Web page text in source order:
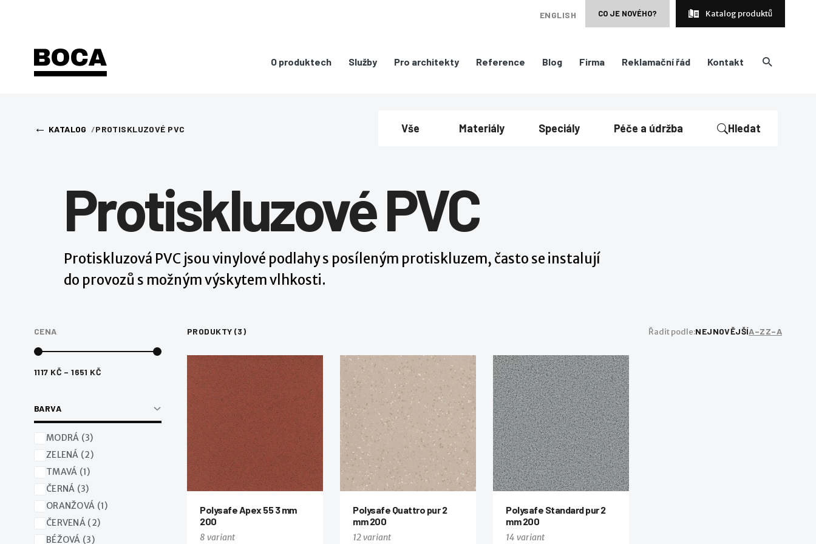
ENGLISH CO JE NOVÉHO? Katalog produktů
O produktech Služby Pro architekty Reference Blog Firma Reklamační řád Kontakt
← KATALOG PROTISKLUZOVÉ PVC Vše Materiály Speciály Péče a údržba Hledat
Protiskluzové PVC
Protiskluzová PVC jsou vinylové podlahy s posíleným protiskluzem, často se instalují
do provozů s možným výskytem vlhkosti.
CENA
1117 KČ – 1651 KČ
BARVA
MODRÁ (3)
ZELENÁ (2)
TMAVÁ (1)
ČERNÁ (3)
ORANŽOVÁ (1)
ČERVENÁ (2)
BÉŽOVÁ (3)
PRODUKTY (3) Řadit podle:NEJNOVĚJŠÍA–ZZ–A
Polysafe Apex 55 3 mm
200
8 variant
Polysafe Quattro pur 2
mm 200
12 variant
Polysafe Standard pur 2
mm 200
14 variant